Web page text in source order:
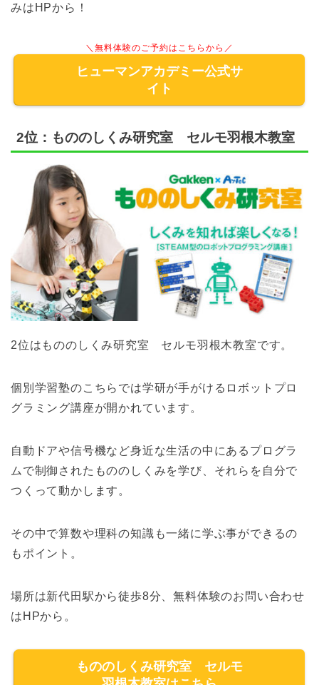
みはHPから！
＼無料体験のご予約はこちらから／
ヒューマンアカデミー公式サ
イト
2位：もののしくみ研究室 セルモ羽根木教室
2位はもののしくみ研究室 セルモ羽根木教室です。
個別学習塾のこちらでは学研が手がけるロボットプロ
グラミング講座が開かれています。
自動ドアや信号機など身近な生活の中にあるプログラ
ムで制御されたもののしくみを学び、それらを自分で
つくって動かします。
その中で算数や理科の知識も一緒に学ぶ事ができるの
もポイント。
場所は新代田駅から徒歩8分、無料体験のお問い合わせ
はHPから。
もののしくみ研究室 セルモ